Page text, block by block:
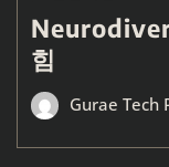
힘
Gurae Tech